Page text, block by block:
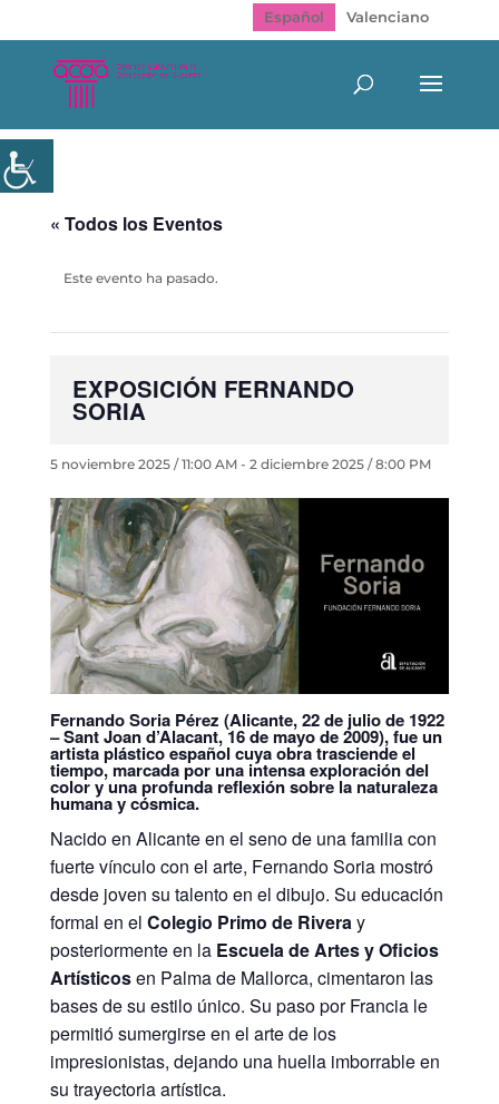
Español Valenciano
« Todos los Eventos
Este evento ha pasado.
EXPOSICIÓN FERNANDO
SORIA
5 noviembre 2025 / 11:00 AM- 2 diciembre 2025 / 8:00 PM
Fernando Soria Pérez (Alicante, 22 de julio de 1922
– Sant Joan d’Alacant, 16 de mayo de 2009), fue un
artista plástico español cuya obra trasciende el
tiempo, marcada por una intensa exploración del
color y una profunda reflexión sobre la naturaleza
humana y cósmica.
Nacido en Alicante en el seno de una familia con
fuerte vínculo con el arte, Fernando Soria mostró
desde joven su talento en el dibujo. Su educación
formal en el Colegio Primo de Riveray
posteriormente en la Escuela de Artes y Oficios
Artísticosen Palma de Mallorca, cimentaron las
bases de su estilo único. Su paso por Francia le
permitió sumergirse en el arte de los
impresionistas, dejando una huella imborrable en
su trayectoria artística.